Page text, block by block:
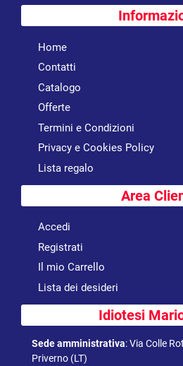
Home
Contatti
Catalogo
Offerte
Termini e Condizioni
Privacy e Cookies Policy
Lista regalo
Area
Accedi
Registrati
Il mio Carrello
Lista dei desideri
Idiotesi
Sede amministrativa:Via Colle
Priverno (LT)